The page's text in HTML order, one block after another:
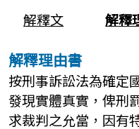
解釋文
解釋
解釋理由書
按刑事訴訟法為確定
發現實體真實，俾刑
求裁判之允當，因有